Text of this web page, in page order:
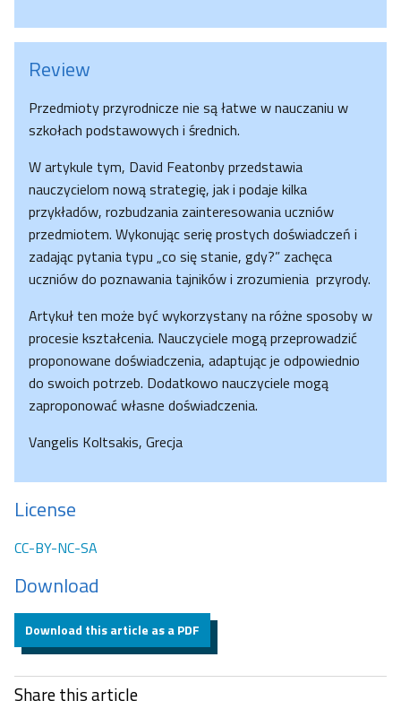
Review
Przedmioty przyrodnicze nie są łatwe w nauczaniu w
szkołach podstawowych i średnich.
W artykule tym, David Featonby przedstawia
nauczycielom nową strategię, jak i podaje kilka
przykładów, rozbudzania zainteresowania uczniów
przedmiotem. Wykonując serię prostych doświadczeń i
zadając pytania typu „co się stanie, gdy?” zachęca
uczniów do poznawania tajników i zrozumienia przyrody.
Artykuł ten może być wykorzystany na różne sposoby w
procesie kształcenia. Nauczyciele mogą przeprowadzić
proponowane doświadczenia, adaptując je odpowiednio
do swoich potrzeb. Dodatkowo nauczyciele mogą
zaproponować własne doświadczenia.
Vangelis Koltsakis, Grecja
License
CC-BY-NC-SA
Download
Download this article as a PDF
Share this article